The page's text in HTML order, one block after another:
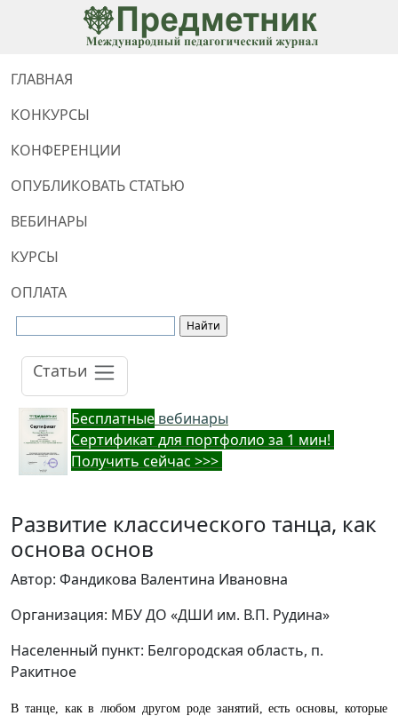
ГЛАВНАЯ
КОНКУРСЫ
КОНФЕРЕНЦИИ
ОПУБЛИКОВАТЬ СТАТЬЮ
ВЕБИНАРЫ
КУРСЫ
ОПЛАТА
Статьи
Бесплатные вебинары
Cертификат для портфолио за 1 мин!
Получить сейчас >>>
Развитие классического танца, как
основа основ
Автор: Фандикова Валентина Ивановна
Организация: МБУ ДО «ДШИ им. В.П. Рудина»
Населенный пункт: Белгородская область, п.
Ракитное
В танце, как в любом другом роде занятий, есть основы, которые